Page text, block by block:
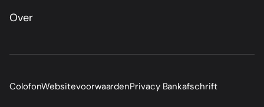
Over
ColofonWebsitevoorwaardenPrivacy Bankafschrift